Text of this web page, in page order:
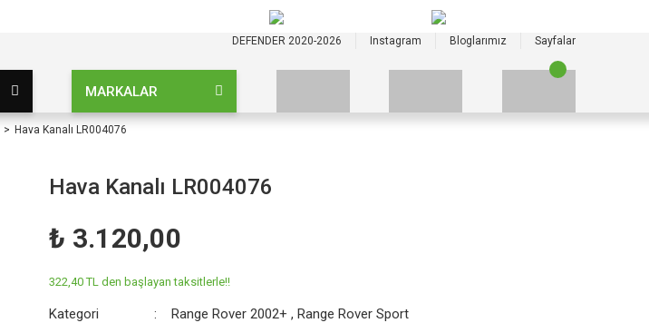
DEFENDER 2020-2026 Instagram Bloglarımız Sayfalar
MARKALAR
Hava Kanalı LR004076
Hava Kanalı LR004076
₺ 3.120,00
322,40 TL den başlayan taksitlerle!!
Kategori Range Rover 2002+ ,Range Rover Sport